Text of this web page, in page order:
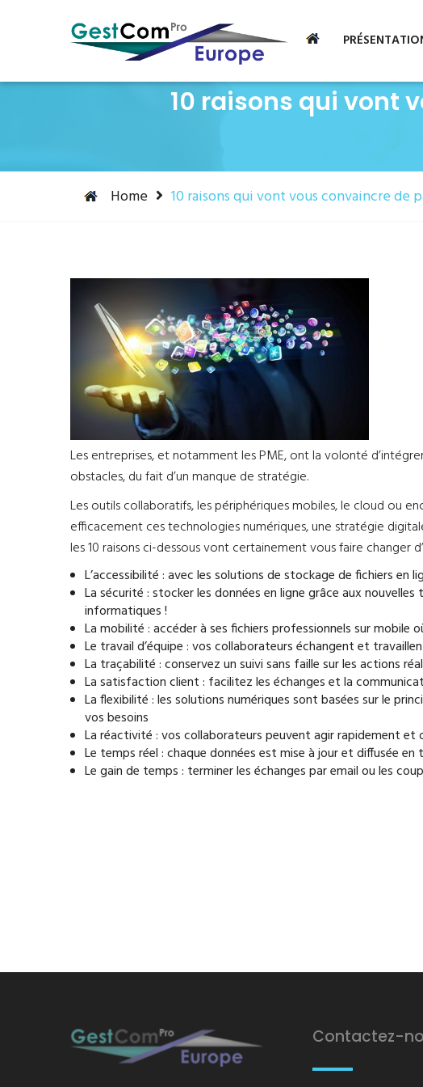
10 raisons qui vont
Home 10 raisons qui vont vous convaincre de
Les entreprises, et notamment les PME, ont la volonté
obstacles, du fait d’un manque de stratégie.
Les outils collaboratifs, les périphériques mobiles, le cloud ou
efficacement ces technologies numériques, une stratégie
les 10 raisons ci-dessous vont certainement vous faire changer
L’accessibilité : avec les solutions de stockage de fichiers en
La sécurité : stocker les données en ligne grâce aux
informatiques !
La mobilité : accéder à ses fichiers professionnels sur
Le travail d’équipe : vos collaborateurs échangent et
La traçabilité : conservez un suivi sans faille sur les actions
La satisfaction client : facilitez les échanges et la
La flexibilité : les solutions numériques sont basées sur le
vos besoins
La réactivité : vos collaborateurs peuvent agir rapidement et
Le temps réel : chaque données est mise à jour et diffusée
Le gain de temps : terminer les échanges par email ou les
Contactez-